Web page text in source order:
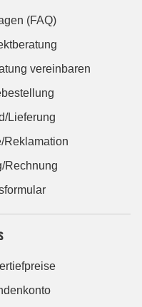
(FAQ)
vereinbaren
Lieferung
Reklamation
Rechnung